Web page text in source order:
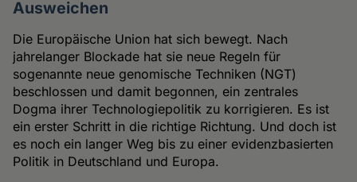
Ausweichen
Die Europäische Union hat sich bewegt. Nach
jahrelanger Blockade hat sie neue Regeln für
sogenannte neue genomische Techniken (NGT)
beschlossen und damit begonnen, ein zentrales
Dogma ihrer Technologiepolitik zu korrigieren. Es ist
ein erster Schritt in die richtige Richtung. Und doch ist
es noch ein langer Weg bis zu einer evidenzbasierten
Politik in Deutschland und Europa.